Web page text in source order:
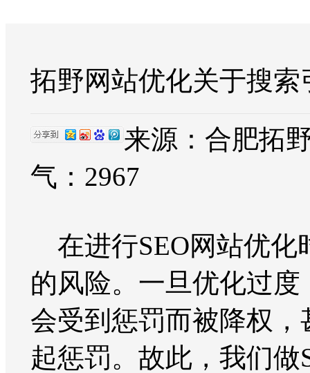
拓野网站优化关于搜
来源：合肥拓
气： 2967
在进行SEO网站优化
的风险。一旦优化过
会受到惩罚而被降权
起惩罚。故此，我们